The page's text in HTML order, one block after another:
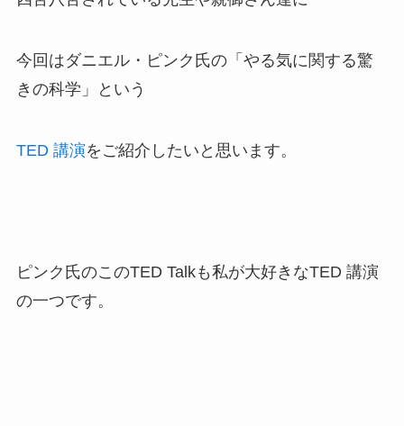
今回はダニエル・ピンク氏の「やる気に関する驚
きの科学」という
TED 講演をご紹介したいと思います。
ピンク氏のこのTED Talkも私が大好きなTED 講演
の一つです。